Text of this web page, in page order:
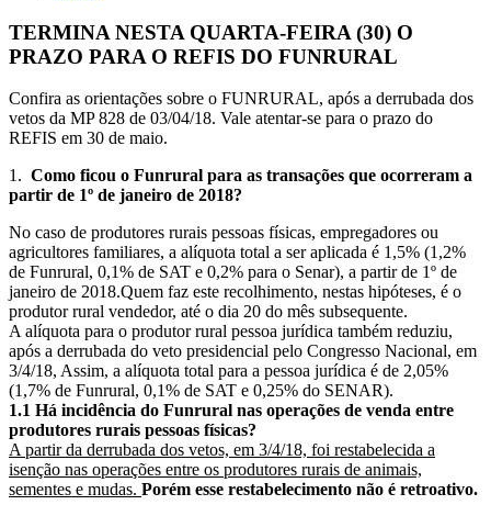
TERMINA NESTA QUARTA-FEIRA (30) O
PRAZO PARA O REFIS DO FUNRURAL
Confira as orientações sobre o FUNRURAL, após a derrubada dos
vetos da MP 828 de 03/04/18. Vale atentar-se para o prazo do
REFIS em 30 de maio.
1. Como ficou o Funrural para as transações que ocorreram a
partir de 1º de janeiro de 2018?
No caso de produtores rurais pessoas físicas, empregadores ou
agricultores familiares, a alíquota total a ser aplicada é 1,5% (1,2%
de Funrural, 0,1% de SAT e 0,2% para o Senar), a partir de 1º de
janeiro de 2018.Quem faz este recolhimento, nestas hipóteses, é o
produtor rural vendedor, até o dia 20 do mês subsequente.
A alíquota para o produtor rural pessoa jurídica também reduziu,
após a derrubada do veto presidencial pelo Congresso Nacional, em
3/4/18, Assim, a alíquota total para a pessoa jurídica é de 2,05%
(1,7% de Funrural, 0,1% de SAT e 0,25% do SENAR).
1.1 Há incidência do Funrural nas operações de venda entre
produtores rurais pessoas físicas?
A partir da derrubada dos vetos, em 3/4/18, foi restabelecida a
isenção nas operações entre os produtores rurais de animais,
sementes e mudas. Porém esse restabelecimento não é retroativo.